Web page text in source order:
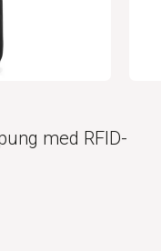
med RFID-